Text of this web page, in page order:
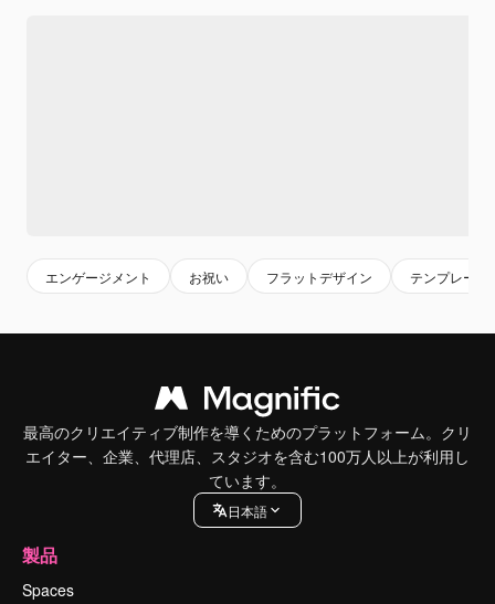
エンゲージメント お祝い フラットデザイン テンプレート
最高のクリエイティブ制作を導くためのプラットフォーム。クリ
エイター、企業、代理店、スタジオを含む100万人以上が利用し
ています。
日本語
製品
Spaces